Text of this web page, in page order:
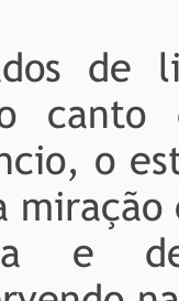
de
canto
o
e